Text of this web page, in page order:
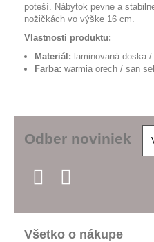
poteší. Nábytok pevne a
nožičkách vo výške 16 cm.
Vlastnosti produktu:
Materiál: laminovaná doska
Farba: warmia orech / san
Odber noviniek
Všetko o nákupe